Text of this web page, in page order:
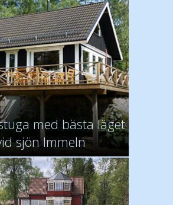
med bästa läget
sjön Immeln